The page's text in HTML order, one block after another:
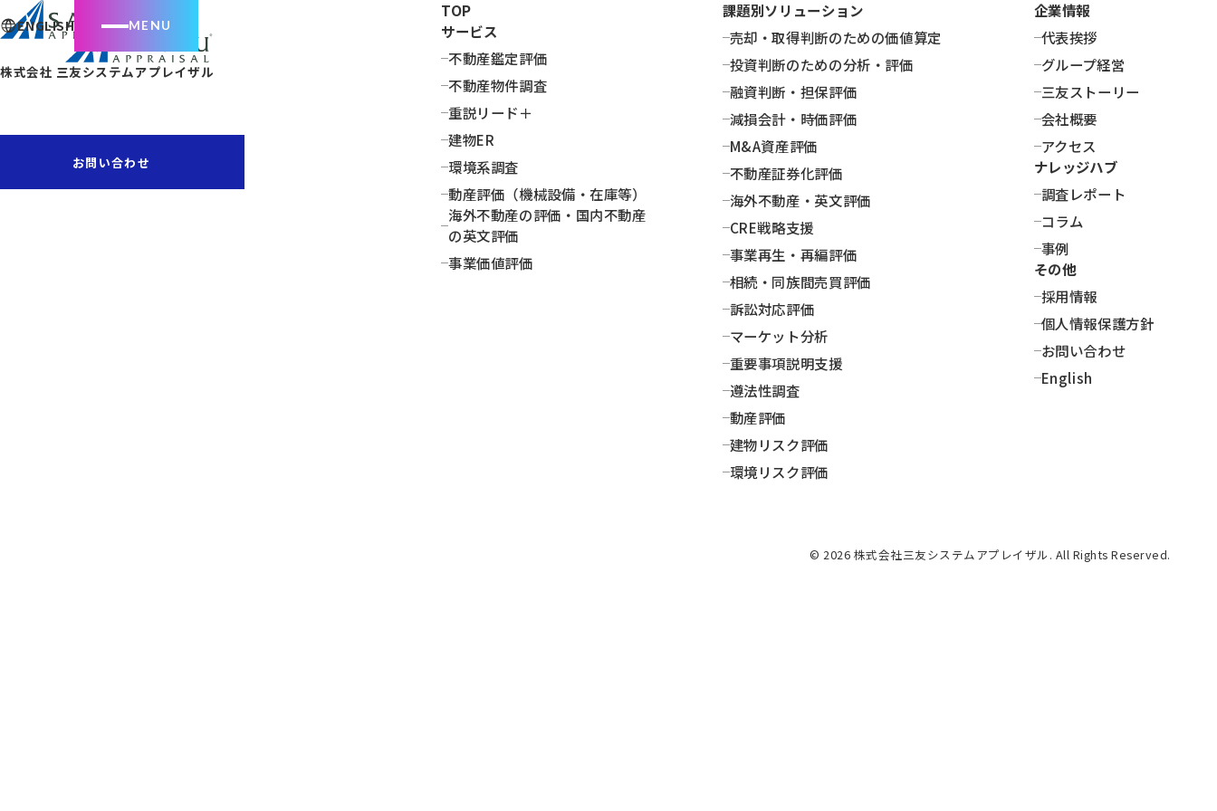
ENGLISH まずは課題から最適なサービスを ご提案します
企業が抱える不動産・動産・経営判断に関する課題を、専門家が最適なサービスに導きます。
株式会社 三友システムアプレイザル
お問い合わせ
TOP
サービス
不動産鑑定評価
不動産物件調査
重説リード＋
建物ER
環境系調査
動産評価（機械設備・在庫等）
海外不動産の評価・国内不動産
の英文評価
事業価値評価
課題別ソリューション
売却・取得判断のための価値算定
投資判断のための分析・評価
融資判断・担保評価
減損会計・時価評価
M&A資産評価
不動産証券化評価
海外不動産・英文評価
CRE戦略支援
事業再生・再編評価
相続・同族間売買評価
訴訟対応評価
マーケット分析
重要事項説明支援
遵法性調査
動産評価
建物リスク評価
環境リスク評価
企業情報
代表挨拶
グループ経営
三友ストーリー
会社概要
アクセス
ナレッジハブ
調査レポート
コラム
事例
その他
採用情報
個人情報保護方針
お問い合わせ
English
© 2026 株式会社三友システムアプレイザル. All Rights Reserved.